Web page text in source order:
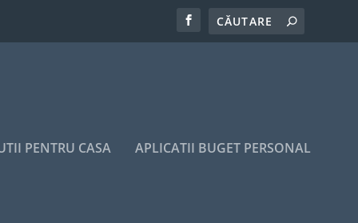
PENTRU CASA APLICATII BUGET PERSONAL